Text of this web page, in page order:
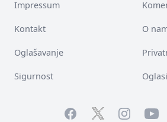
Impressum
Kontakt O
Oglašavanje
Sigurnost
FacebookTwitterInstagram